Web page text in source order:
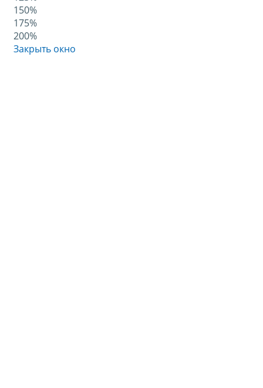
150%
175%
200%
Закрыть окно